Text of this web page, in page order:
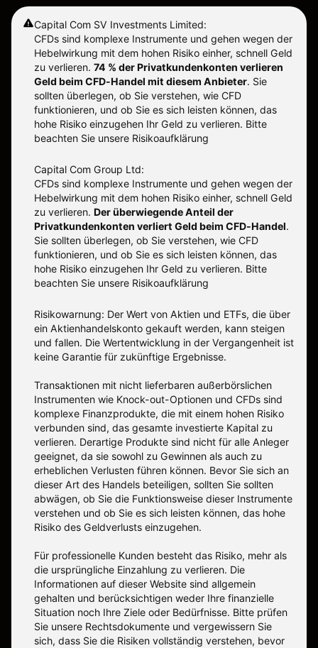
Capital Com SV Investments Limited:
CFDs sind komplexe Instrumente und gehen wegen der
Hebelwirkung mit dem hohen Risiko einher, schnell Geld
zu verlieren. 74 % der Privatkundenkonten verlieren
Geld beim CFD-Handel mit diesem Anbieter. Sie
sollten überlegen, ob Sie verstehen, wie CFD
funktionieren, und ob Sie es sich leisten können, das
hohe Risiko einzugehen Ihr Geld zu verlieren. Bitte
beachten Sie unsere Risikoaufklärung
Capital Com Group Ltd:
CFDs sind komplexe Instrumente und gehen wegen der
Hebelwirkung mit dem hohen Risiko einher, schnell Geld
zu verlieren. Der überwiegende Anteil der
Privatkundenkonten verliert Geld beim CFD-Handel.
Sie sollten überlegen, ob Sie verstehen, wie CFD
funktionieren, und ob Sie es sich leisten können, das
hohe Risiko einzugehen Ihr Geld zu verlieren. Bitte
beachten Sie unsere Risikoaufklärung
Risikowarnung: Der Wert von Aktien und ETFs, die über
ein Aktienhandelskonto gekauft werden, kann steigen
und fallen. Die Wertentwicklung in der Vergangenheit ist
keine Garantie für zukünftige Ergebnisse.
Transaktionen mit nicht lieferbaren außerbörslichen
Instrumenten wie Knock-out-Optionen und CFDs sind
komplexe Finanzprodukte, die mit einem hohen Risiko
verbunden sind, das gesamte investierte Kapital zu
verlieren. Derartige Produkte sind nicht für alle Anleger
geeignet, da sie sowohl zu Gewinnen als auch zu
erheblichen Verlusten führen können. Bevor Sie sich an
dieser Art des Handels beteiligen, sollten Sie sollten
abwägen, ob Sie die Funktionsweise dieser Instrumente
verstehen und ob Sie es sich leisten können, das hohe
Risiko des Geldverlusts einzugehen.
Für professionelle Kunden besteht das Risiko, mehr als
die ursprüngliche Einzahlung zu verlieren. Die
Informationen auf dieser Website sind allgemein
gehalten und berücksichtigen weder Ihre finanzielle
Situation noch Ihre Ziele oder Bedürfnisse. Bitte prüfen
Sie unsere Rechtsdokumente und vergewissern Sie
sich, dass Sie die Risiken vollständig verstehen, bevor